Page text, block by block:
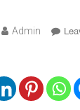
Admin